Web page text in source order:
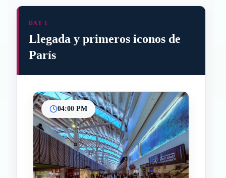
DAY 1
Llegada y primeros iconos de
París
04:00 PM